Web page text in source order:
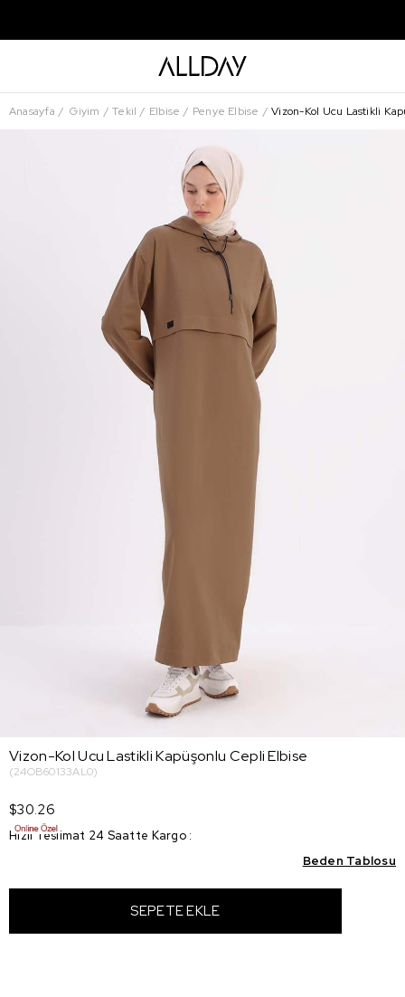
Anasayfa Giyim Tekil Elbise Penye Elbise Vizon-Kol Ucu Lastikli
Vizon-Kol Ucu Lastikli Kapüşonlu Cepli Elbise
(24OB60133AL0)
$30.26
Hızlı Teslimat 24 Saatte Kargo :
Beden Tablosu